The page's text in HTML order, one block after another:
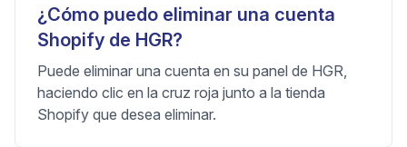
¿Cómo puedo eliminar una cuenta
Shopify de HGR?
Puede eliminar una cuenta en su panel de HGR,
haciendo clic en la cruz roja junto a la tienda
Shopify que desea eliminar.